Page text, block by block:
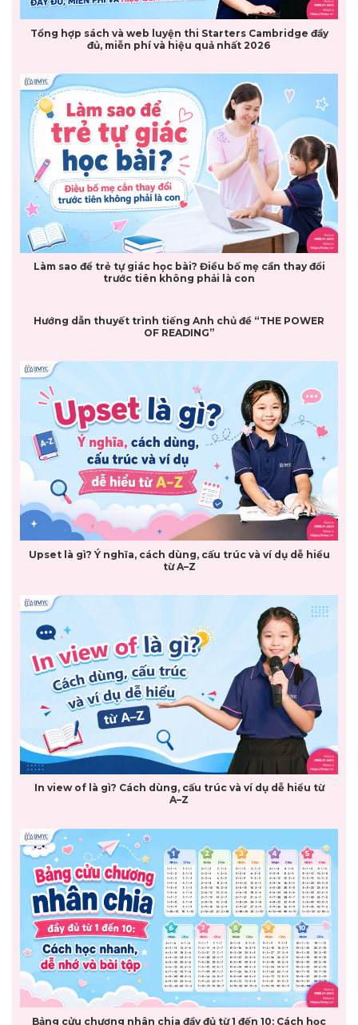
Tổng hợp sách và web luyện thi Starters Cambridge đầy
đủ, miễn phí và hiệu quả nhất 2026
Làm sao để trẻ tự giác học bài? Điều bố mẹ cần thay đổi
trước tiên không phải là con
Hướng dẫn thuyết trình tiếng Anh chủ đề “THE POWER
OF READING”
Upset là gì? Ý nghĩa, cách dùng, cấu trúc và ví dụ dễ hiểu
từ A–Z
In view of là gì? Cách dùng, cấu trúc và ví dụ dễ hiểu từ
A–Z
Bảng cửu chương nhân chia đầy đủ từ 1 đến 10: Cách học